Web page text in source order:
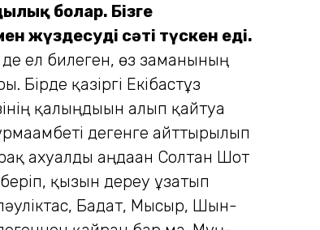
болар. Бізге
жүздесудің сәті түскен еді.
де ел билеген, өз заманының
қазіргі Екібастұз
қалыңдығын алып қайтуға
дегенге айттырылып
ахуалды аңдаған Солтан Шот
қызын дереу ұзатып
Бағдат, Мысыр, Шын-